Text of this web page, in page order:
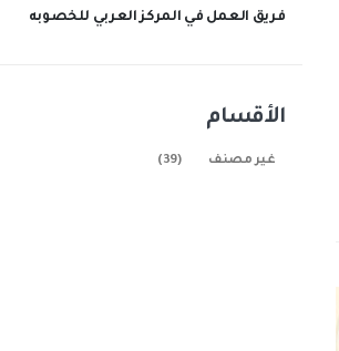
فريق العمل في المركز العربي للخصوبه
الأقسام
غير مصنف (39)